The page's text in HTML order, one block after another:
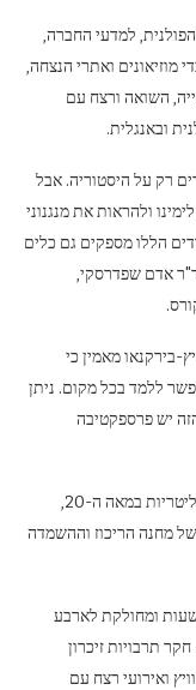
למדעי החברה,
מוזיאונים ואתרי הנצחה,
השואה ורצח עם
ובאנגלית.
רק על היסטוריה. אבל
ולהראות את מנגנוני
הללו מספקים גם כלים
אדם שפדרסקי,
בירקנאו מאמין כי
ללמד בכל מקום. ניתן
יש פרספקטיבה
מטרת הלימודים היא להקנות ידע על מנגנוני הטוטליטריות במאה ה-20,
מחנה הריכוז וההשמדה
הלימודים בת שני הסמסטרים כוללת 200 שעות ומחולקת לארבע
תרבויות זיכרון
ואירועי רצח עם